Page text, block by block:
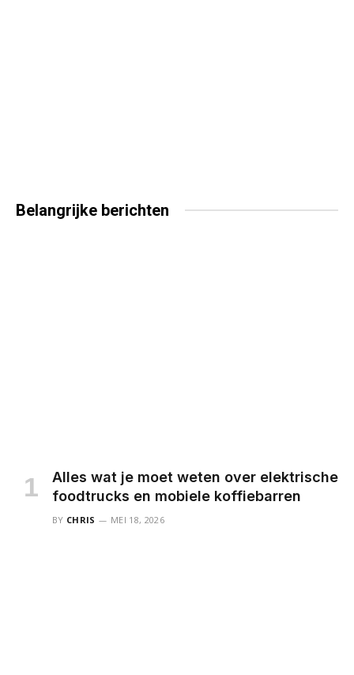
Belangrijke berichten
Alles wat je moet weten over elektrische
foodtrucks en mobiele koffiebarren
BY CHRIS MEI 18, 2026